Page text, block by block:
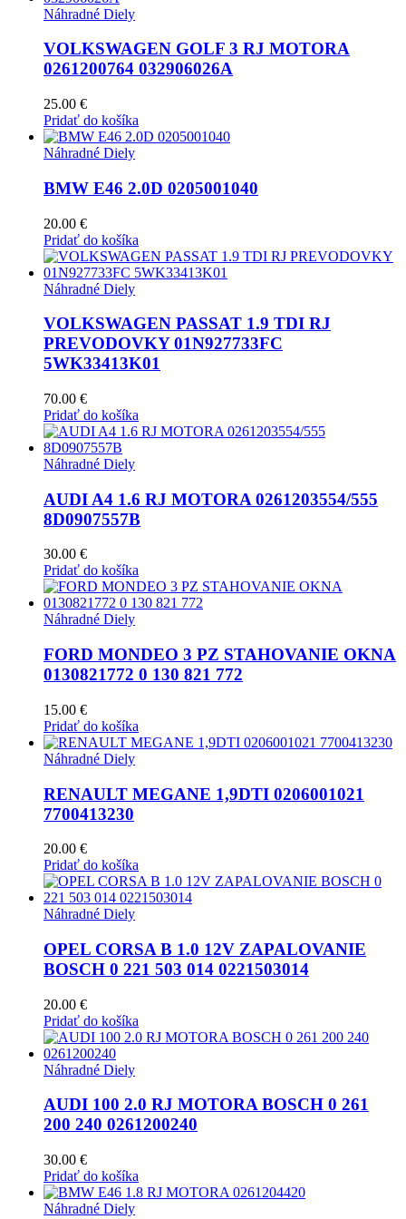
Náhradné Diely
VOLKSWAGEN GOLF 3 RJ MOTORA
0261200764 032906026A
25.00 €
Pridať do košíka
Náhradné Diely
BMW E46 2.0D 0205001040
20.00 €
Pridať do košíka
Náhradné Diely
VOLKSWAGEN PASSAT 1.9 TDI RJ
PREVODOVKY 01N927733FC
5WK33413K01
70.00 €
Pridať do košíka
Náhradné Diely
AUDI A4 1.6 RJ MOTORA 0261203554/555
8D0907557B
30.00 €
Pridať do košíka
Náhradné Diely
FORD MONDEO 3 PZ STAHOVANIE OKNA
0130821772 0 130 821 772
15.00 €
Pridať do košíka
Náhradné Diely
RENAULT MEGANE 1,9DTI 0206001021
7700413230
20.00 €
Pridať do košíka
Náhradné Diely
OPEL CORSA B 1.0 12V ZAPALOVANIE
BOSCH 0 221 503 014 0221503014
20.00 €
Pridať do košíka
Náhradné Diely
AUDI 100 2.0 RJ MOTORA BOSCH 0 261
200 240 0261200240
30.00 €
Pridať do košíka
Náhradné Diely